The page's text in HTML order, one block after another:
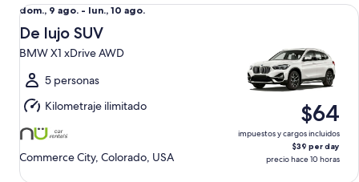
Del
dom.,
9
ago.
al
lun.,
10
ago.
dom., 9 ago. - lun., 10 ago.
De lujo SUV
BMW X1 xDrive AWD
5 personas
Kilometraje ilimitado
Commerce City, Colorado, USA
$64
impuestos y cargos incluidos
$39 per day
precio hace 10 horas